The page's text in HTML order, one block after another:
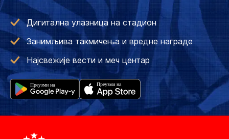
Дигитална улазница на стадион
Занимљива такмичења и вредне награде
Најсвежије вести и меч центар